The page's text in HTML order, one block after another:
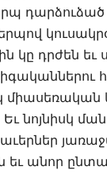
դարձուձած
կը դրժեն եւ
Եւ նոյնիսկ
եւ անոր